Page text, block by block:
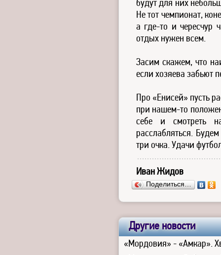
будут для них
Не тот чемпионат,
а где-то и чересчур
отдых нужен всем.
Засим скажем, что
если хозяева забьют
Про «Енисей» пусть
при нашем-то
себе и смотреть
расслабляться.
три очка. Удачи
Иван Жидов
Поделиться…
Другие новости
«Мордовия» - «Амкар».